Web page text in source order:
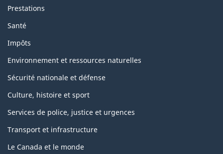
Prestations
Santé
Impôts
Environnement et ressources naturelles
Sécurité nationale et défense
Culture, histoire et sport
Services de police, justice et urgences
Transport et infrastructure
Le Canada et le monde